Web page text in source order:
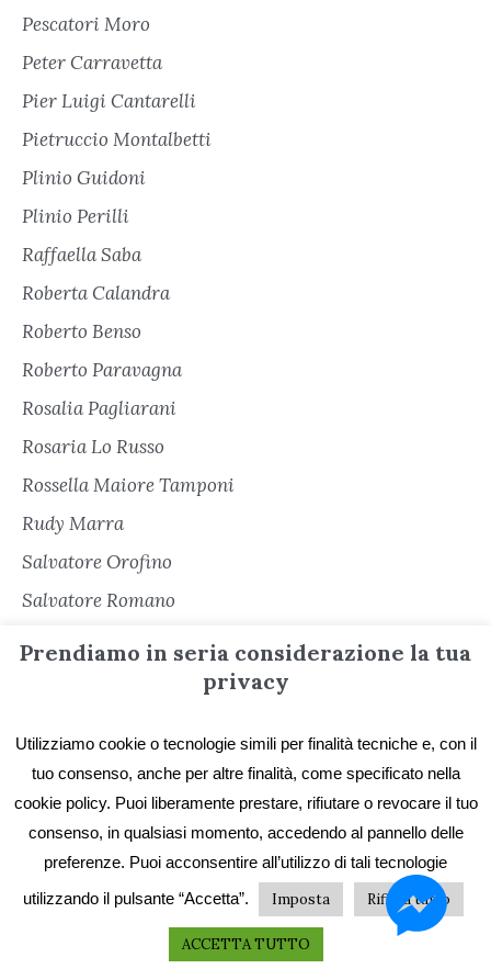
Pescatori Moro
Peter Carravetta
Pier Luigi Cantarelli
Pietruccio Montalbetti
Plinio Guidoni
Plinio Perilli
Raffaella Saba
Roberta Calandra
Roberto Benso
Roberto Paravagna
Rosalia Pagliarani
Rosaria Lo Russo
Rossella Maiore Tamponi
Rudy Marra
Salvatore Orofino
Salvatore Romano
Sara Cacioli
Sergio Freschi
Sergio Secondiano Sacchi
Silvana Matarazzo
Simona Garbarino
Simone Soriani
Stefano De Franchi
Prendiamo in seria considerazione la tua
privacy
Utilizziamo cookie o tecnologie simili per finalità tecniche e, con il
tuo consenso, anche per altre finalità, come specificato nella
cookie policy. Puoi liberamente prestare, rifiutare o revocare il tuo
consenso, in qualsiasi momento, accedendo al pannello delle
preferenze. Puoi acconsentire all’utilizzo di tali tecnologie
utilizzando il pulsante “Accetta”.
Imposta Rifiuta tutto
ACCETTA TUTTO